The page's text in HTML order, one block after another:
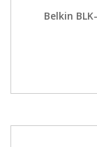
Belkin